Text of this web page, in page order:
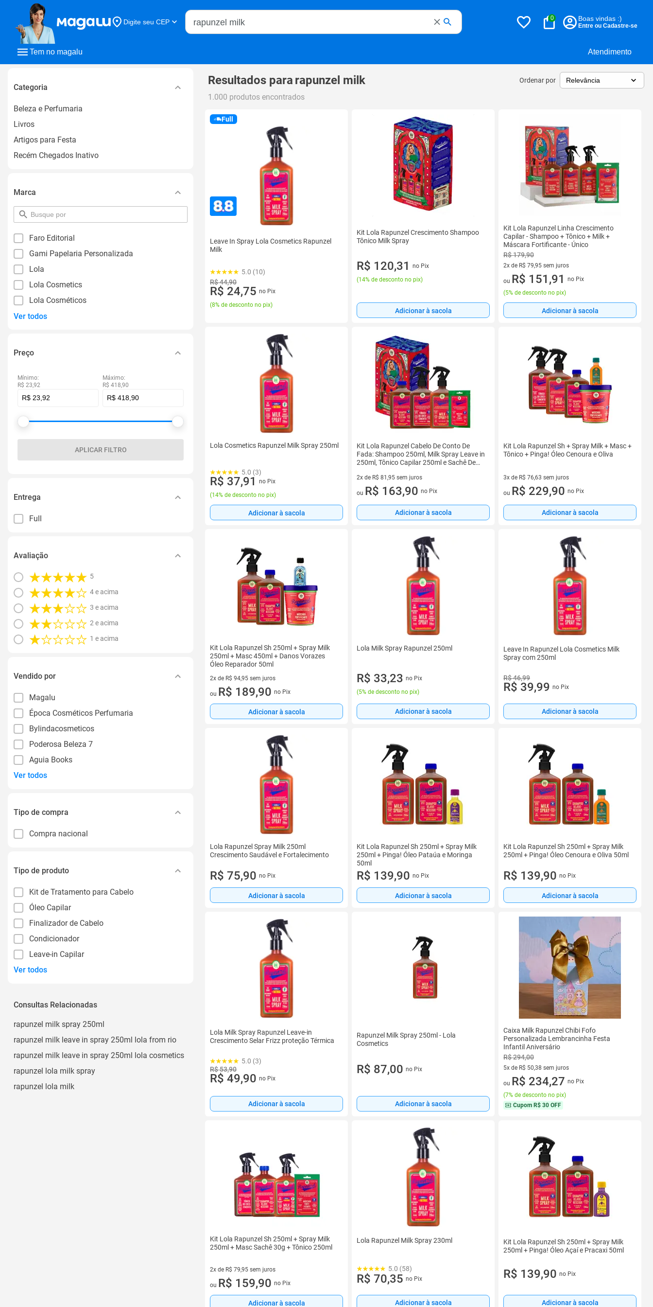
Tem no magalu Atendimento
Digite seu CEP
Buscar no Magalu
0 Boas vindas :)
Entre ou Cadastre-se
Categoria
Beleza e Perfumaria
Livros
Artigos para Festa
Recém Chegados Inativo
Marca
pesquisar
por
Faro Editorial
Gami Papelaria Personalizada
Lola
Lola Cosmetics
Lola Cosméticos
Ver todos
Preço
Mínimo:
R$ 23,92
Máximo:
R$ 418,90
APLICAR FILTRO
Entrega
Full
Avaliação
5
4 e acima
3 e acima
2 e acima
1 e acima
Vendido por
Magalu
Época Cosméticos Perfumaria
Bylindacosmeticos
Poderosa Beleza 7
Aguia Books
Ver todos
Tipo de compra
Compra nacional
Tipo de produto
Kit de Tratamento para Cabelo
Óleo Capilar
Finalizador de Cabelo
Condicionador
Leave-in Capilar
Ver todos
Consultas Relacionadas
rapunzel milk spray 250ml
rapunzel milk leave in spray 250ml lola from rio
rapunzel milk leave in spray 250ml lola cosmetics
rapunzel lola milk spray
rapunzel lola milk
Resultados para rapunzel milk Ordenar por
1.000 produtos encontrados
Full
Leave In Spray Lola Cosmetics Rapunzel
Milk
5.0 (10)
R$ 44,90
R$ 24,75 no Pix
(8% de desconto no pix)
Kit Lola Rapunzel Crescimento Shampoo
Tônico Milk Spray
R$ 120,31
no Pix
(14% de desconto no pix)
Adicionar à sacola
Kit Lola Rapunzel Linha Crescimento
Capilar - Shampoo + Tônico + Milk +
Máscara Fortificante - Único
R$ 179,90
2x de R$ 79,95 sem juros
2 vez de R$ 79,95 sem juros
ou R$ 151,91
no Pix
(5% de desconto no pix)
Adicionar à sacola
Lola Cosmetics Rapunzel Milk Spray 250ml
5.0 (3)
R$ 37,91
no Pix
(14% de desconto no pix)
Adicionar à sacola
Kit Lola Rapunzel Cabelo De Conto De
Fada: Shampoo 250ml, Milk Spray Leave in
250ml, Tônico Capilar 250ml e Sachê De
2x de R$ 81,95 sem juros
2 vez de R$ 81,95 sem juros
ou R$ 163,90 no Pix
Adicionar à sacola
Kit Lola Rapunzel Sh + Spray Milk + Masc +
Tônico + Pinga! Óleo Cenoura e Oliva
3x de R$ 76,63 sem juros
3 vez de R$ 76,63 sem juros
ou R$ 229,90 no Pix
Adicionar à sacola
Kit Lola Rapunzel Sh 250ml + Spray Milk
250ml + Masc 450ml + Danos Vorazes
Óleo Reparador 50ml
2x de R$ 94,95 sem juros
2 vez de R$ 94,95 sem juros
ou R$ 189,90 no Pix
Adicionar à sacola
Lola Milk Spray Rapunzel 250ml
R$ 33,23 no Pix
(5% de desconto no pix)
Adicionar à sacola
Leave In Rapunzel Lola Cosmetics Milk
Spray com 250ml
R$ 46,99
R$ 39,99 no Pix
Adicionar à sacola
Lola Rapunzel Spray Milk 250ml
Crescimento Saudável e Fortalecimento
R$ 75,90 no Pix
Adicionar à sacola
Kit Lola Rapunzel Sh 250ml + Spray Milk
250ml + Pinga! Óleo Pataúa e Moringa
50ml
R$ 139,90 no Pix
Adicionar à sacola
Kit Lola Rapunzel Sh 250ml + Spray Milk
250ml + Pinga! Óleo Cenoura e Oliva 50ml
R$ 139,90 no Pix
Adicionar à sacola
Lola Milk Spray Rapunzel Leave-in
Crescimento Selar Frizz proteção Térmica
5.0 (3)
R$ 53,90
R$ 49,90 no Pix
Adicionar à sacola
Rapunzel Milk Spray 250ml - Lola
Cosmetics
R$ 87,00 no Pix
Adicionar à sacola
Caixa Milk Rapunzel Chibi Fofo
Personalizada Lembrancinha Festa
Infantil Aniversário
R$ 294,00
5x de R$ 50,38 sem juros
5 vez de R$ 50,38 sem juros
ou R$ 234,27 no Pix
(7% de desconto no pix)
Cupom R$ 30 OFF
Kit Lola Rapunzel Sh 250ml + Spray Milk
250ml + Masc Sachê 30g + Tônico 250ml
2x de R$ 79,95 sem juros
2 vez de R$ 79,95 sem juros
ou R$ 159,90 no Pix
Adicionar à sacola
Lola Rapunzel Milk Spray 230ml
5.0 (58)
R$ 70,35 no Pix
Adicionar à sacola
Kit Lola Rapunzel Sh 250ml + Spray Milk
250ml + Pinga! Óleo Açaí e Pracaxi 50ml
R$ 139,90 no Pix
Adicionar à sacola